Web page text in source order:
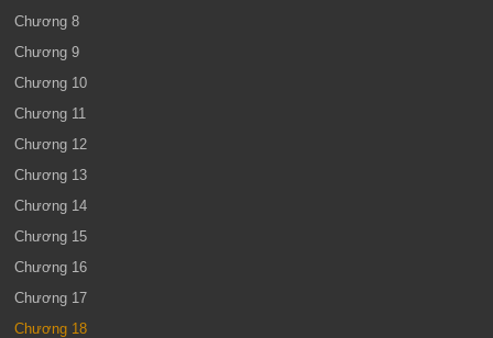
Chương 8
Chương 9
Chương 10
Chương 11
Chương 12
Chương 13
Chương 14
Chương 15
Chương 16
Chương 17
Chương 18